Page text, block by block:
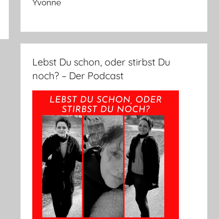
Yvonne
Lebst Du schon, oder stirbst Du
noch? – Der Podcast